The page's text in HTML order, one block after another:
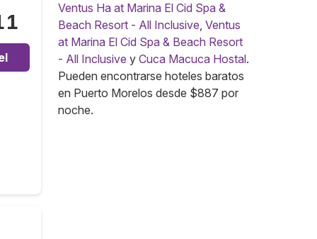
Ventus Ha at Marina El Cid Spa &
Beach Resort - All Inclusive, Ventus
at Marina El Cid Spa & Beach Resort
- All Inclusive y Cuca Macuca Hostal.
Pueden encontrarse hoteles baratos
en Puerto Morelos desde $887 por
noche.